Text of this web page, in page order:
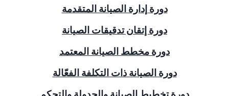
دورة إدارة الصيانة المتقدمة
دورة إتقان تدقيقات الصيانة
دورة مخطط الصيانة المعتمد
دورة الصيانة ذات التكلفة الفعّالة